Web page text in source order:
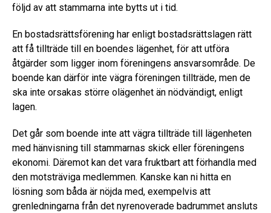
följd av att stammarna inte bytts ut i tid.
En bostadsrättsförening har enligt bostadsrättslagen rätt
att få tillträde till en boendes lägenhet, för att utföra
åtgärder som ligger inom föreningens ansvarsområde. De
boende kan därför inte vägra föreningen tillträde, men de
ska inte orsakas större olägenhet än nödvändigt, enligt
lagen.
Det går som boende inte att vägra tillträde till lägenheten
med hänvisning till stammarnas skick eller föreningens
ekonomi. Däremot kan det vara fruktbart att förhandla med
den motsträviga medlemmen. Kanske kan ni hitta en
lösning som båda är nöjda med, exempelvis att
grenledningarna från det nyrenoverade badrummet ansluts